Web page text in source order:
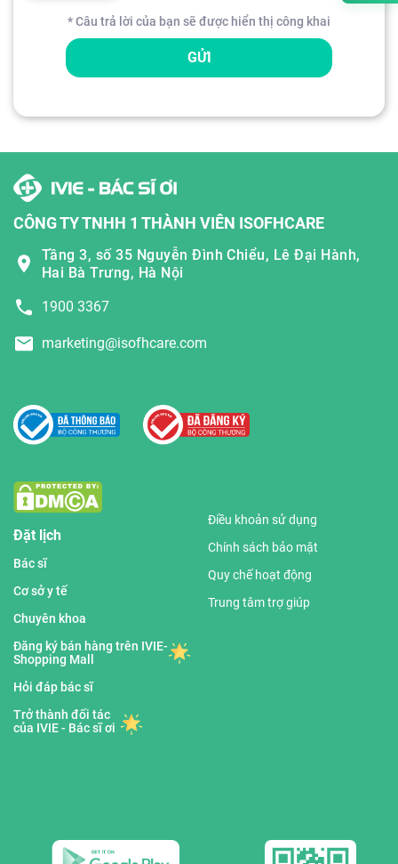
* Câu trả lời của bạn sẽ được hiển thị công khai
GỬI
CÔNG TY TNHH 1 THÀNH VIÊN ISOFHCARE
Tầng 3, số 35 Nguyễn Đình Chiểu, Lê Đại Hành,
Hai Bà Trưng, Hà Nội
1900 3367
marketing@isofhcare.com
Đặt lịch
Bác sĩ
Cơ sở y tế
Chuyên khoa
Đăng ký bán hàng trên IVIE-
Shopping Mall
Hỏi đáp bác sĩ
Trở thành đối tác
của IVIE - Bác sĩ ơi
Điều khoản sử dụng
Chính sách bảo mật
Quy chế hoạt động
Trung tâm trợ giúp